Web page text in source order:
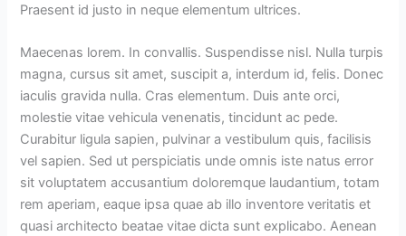
Praesent id justo in neque elementum ultrices.
Maecenas lorem. In convallis. Suspendisse nisl. Nulla turpis
magna, cursus sit amet, suscipit a, interdum id, felis. Donec
iaculis gravida nulla. Cras elementum. Duis ante orci,
molestie vitae vehicula venenatis, tincidunt ac pede.
Curabitur ligula sapien, pulvinar a vestibulum quis, facilisis
vel sapien. Sed ut perspiciatis unde omnis iste natus error
sit voluptatem accusantium doloremque laudantium, totam
rem aperiam, eaque ipsa quae ab illo inventore veritatis et
quasi architecto beatae vitae dicta sunt explicabo. Aenean